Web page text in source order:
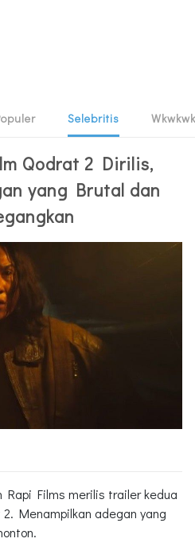
Selebritis Wkwkwk
Qodrat 2 Dirilis,
yang Brutal dan
Rapi Films merilis trailer kedua
Menampilkan adegan yang